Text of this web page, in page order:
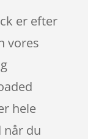
er efter
vores
hele
når du